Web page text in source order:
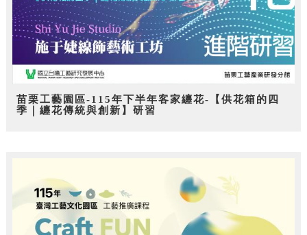
苗栗工藝園區-115年下半年客家纏花-【供花箱的四
季｜纏花傳統與創新】研習